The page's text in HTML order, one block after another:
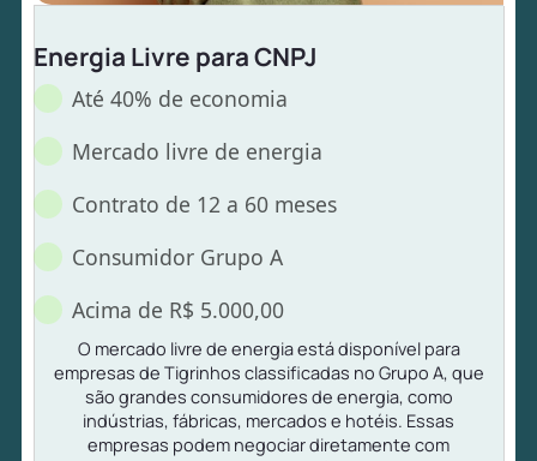
Energia Livre para CNPJ
Até 40% de economia
Mercado livre de energia
Contrato de 12 a 60 meses
Consumidor Grupo A
Acima de R$ 5.000,00
O mercado livre de energia está disponível para
empresas de Tigrinhos classificadas no Grupo A, que
são grandes consumidores de energia, como
indústrias, fábricas, mercados e hotéis. Essas
empresas podem negociar diretamente com